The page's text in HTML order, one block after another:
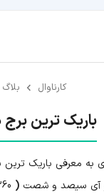
کارناوال بلاگ
باریک ترین
معرفی باریک ترین
آی سیصد و شصت (